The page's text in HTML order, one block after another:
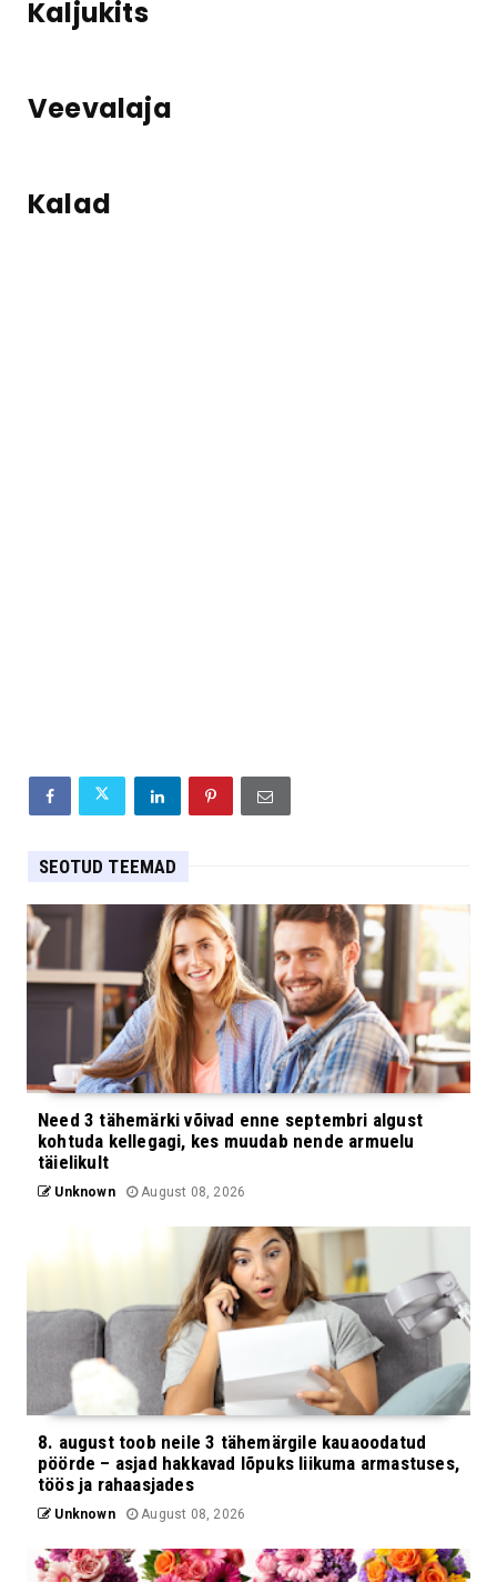
Kaljukits
Veevalaja
Kalad
SEOTUD TEEMAD
Need 3 tähemärki võivad enne septembri algust
kohtuda kellegagi, kes muudab nende armuelu
täielikult
Unknown August 08, 2026
8. august toob neile 3 tähemärgile kauaoodatud
pöörde – asjad hakkavad lõpuks liikuma armastuses,
töös ja rahaasjades
Unknown August 08, 2026